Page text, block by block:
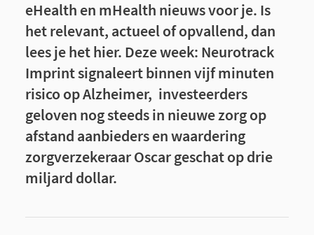
eHealth en mHealth nieuws voor je. Is
het relevant, actueel of opvallend, dan
lees je het hier. Deze week: Neurotrack
Imprint signaleert binnen vijf minuten
risico op Alzheimer, investeerders
geloven nog steeds in nieuwe zorg op
afstand aanbieders en waardering
zorgverzekeraar Oscar geschat op drie
miljard dollar.